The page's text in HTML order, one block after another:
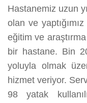
Hastanemiz uzun
olan ve
eğitim ve
bir hastane. Bin
yoluyla olmak
hizmet veriyor.
98 yatak